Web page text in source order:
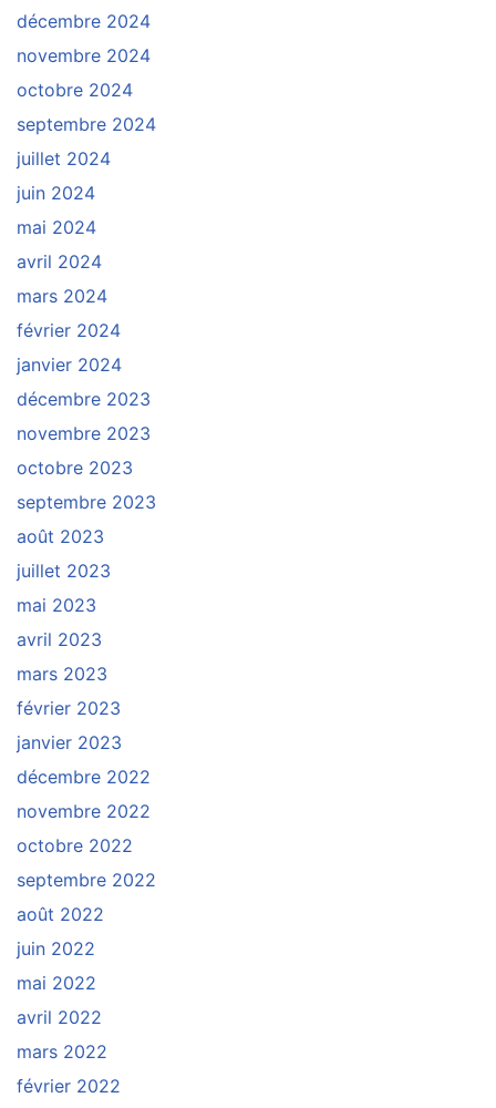
décembre 2024
novembre 2024
octobre 2024
septembre 2024
juillet 2024
juin 2024
mai 2024
avril 2024
mars 2024
février 2024
janvier 2024
décembre 2023
novembre 2023
octobre 2023
septembre 2023
août 2023
juillet 2023
mai 2023
avril 2023
mars 2023
février 2023
janvier 2023
décembre 2022
novembre 2022
octobre 2022
septembre 2022
août 2022
juin 2022
mai 2022
avril 2022
mars 2022
février 2022